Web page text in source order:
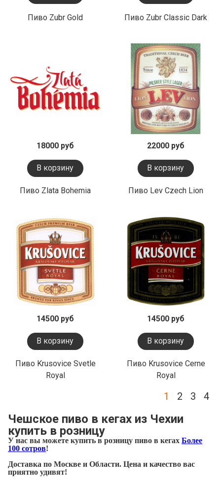
Пиво Zubr Gold Пиво Zubr Classic Dark
18000 руб
В корзину
Пиво Zlata Bohemia
22000 руб
В корзину
Пиво Lev Czech Lion
14500 руб
В корзину
Пиво Krusovice Svetle
Royal
14500 руб
В корзину
Пиво Krusovice Cerne
Royal
1 2 3 4
Чешское пиво в кегах из Чехии
купить в розницу
У нас вы можете купить в розницу пиво в кегах Более
100 сотров!
Доставка по Москве и Области. Цена и качество вас
приятно удивят!